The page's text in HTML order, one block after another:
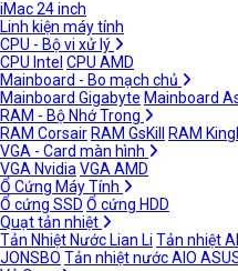
iMac 24 inch
Linh kiện máy tính
CPU - Bộ vi xử lý
CPU Intel CPU AMD
Mainboard - Bo mạch chủ
Mainboard Gigabyte Mainboard
RAM - Bộ Nhớ Trong
RAM Corsair RAM GsKill RAM
VGA - Card màn hình
VGA Nvidia VGA AMD
Ổ Cứng Máy Tính
Ổ cứng SSD Ổ cứng HDD
Quạt tản nhiệt
Tản Nhiệt Nước Lian Li Tản nhiệt
JONSBO Tản nhiệt nước AIO